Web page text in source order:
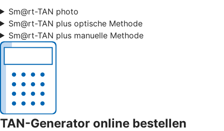
Sm@rt-TAN photo
Sm@rt-TAN plus optische Methode
Sm@rt-TAN plus manuelle Methode
TAN-Generator online bestellen